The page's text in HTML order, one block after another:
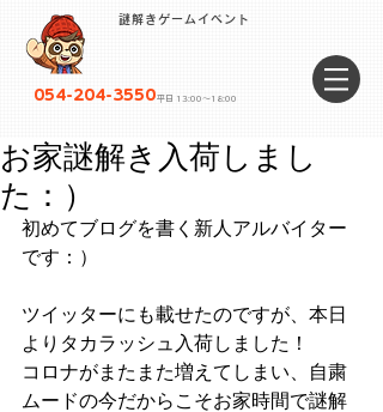
謎解きゲームイベント
054-204-3550 平日 13:00〜18:00
お家謎解き入荷しまし
た：）
初めてブログを書く新人アルバイター
です：）
ツイッターにも載せたのですが、本日
よりタカラッシュ入荷しました！
コロナがまたまた増えてしまい、自粛
ムードの今だからこそお家時間で謎解